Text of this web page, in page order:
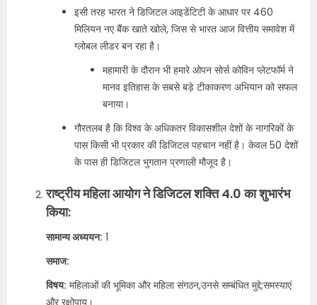
इसी तरह भारत ने डिजिटल आइडेंटिटी के आधार पर 460
मिलियन नए बैंक खाते खोले, जिस से भारत आज वित्तीय समावेश में
ग्लोबल लीडर बन रहा है।
महामारी के दौरान भी हमारे ओपन सोर्स कोविन प्लेटफॉर्म ने
मानव इतिहास के सबसे बड़े टीकाकरण अभियान को सफल
बनाया।
गौरतलब है कि विश्व के अधिकतर विकासशील देशों के नागरिकों के
पास किसी भी प्रकार की डिजिटल पहचान नहीं है। केवल 50 देशों
के पास ही डिजिटल भुगतान प्रणाली मौजूद है।
राष्ट्रीय महिला आयोग ने डिजिटल शक्ति 4.0 का शुभारंभ
किया:
सामान्य अध्ययन: 1
समाज:
विषय: महिलाओं की भूमिका और महिला संगठन,उनसे सम्बंधित मुद्दे;समस्याएं
और रक्षोपाय।